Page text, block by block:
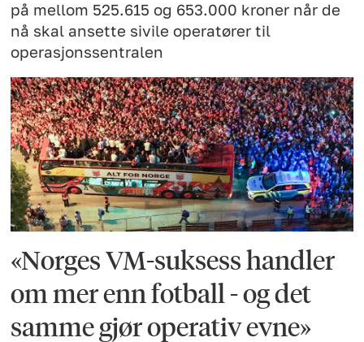
på mellom 525.615 og 653.000 kroner når de
nå skal ansette sivile operatører til
operasjonssentralen
«Norges VM-suksess handler
om mer enn fotball - og det
samme gjør operativ evne»